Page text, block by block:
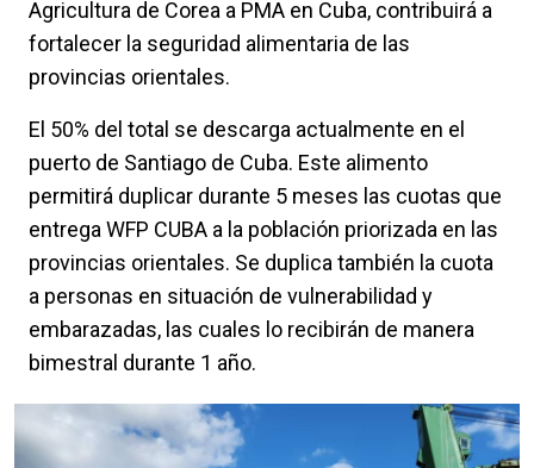
Agricultura de Corea a PMA en Cuba, contribuirá a
fortalecer la seguridad alimentaria de las
provincias orientales.
El 50% del total se descarga actualmente en el
puerto de Santiago de Cuba. Este alimento
permitirá duplicar durante 5 meses las cuotas que
entrega WFP CUBA a la población priorizada en las
provincias orientales. Se duplica también la cuota
a personas en situación de vulnerabilidad y
embarazadas, las cuales lo recibirán de manera
bimestral durante 1 año.